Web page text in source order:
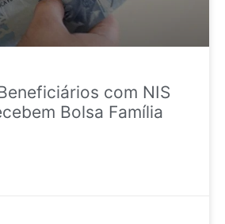
com NIS
Bolsa Família